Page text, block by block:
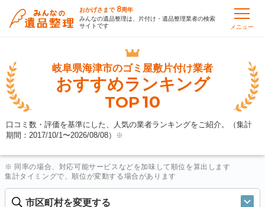
おかげさまで 8周年
みんなの遺品整理は、片付け・遺品整理業者の検索
サイトです
メニュー
岐阜県海津市のゴミ屋敷片付け業者
おすすめランキング
TOP10
口コミ数・評価を基準にした、人気の業者ランキングをご紹介。（集計
期間：2017/10/1〜2026/08/08） ※
※ 同率の場合、対応可能サービスなどを加味して順位を算出します
集計タイミングで、順位が変動する場合があります
市区町村を変更する